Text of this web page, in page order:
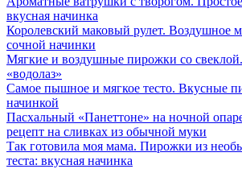
вкусная начинка
Королевский маковый рулет. Воздушное
сочной начинки
Мягкие и воздушные пирожки со свеклой.
«водолаз»
Самое пышное и мягкое тесто. Вкусные
начинкой
Пасхальный «Панеттоне» на ночной
рецепт на сливках из обычной муки
Так готовила моя мама. Пирожки из
теста: вкусная начинка